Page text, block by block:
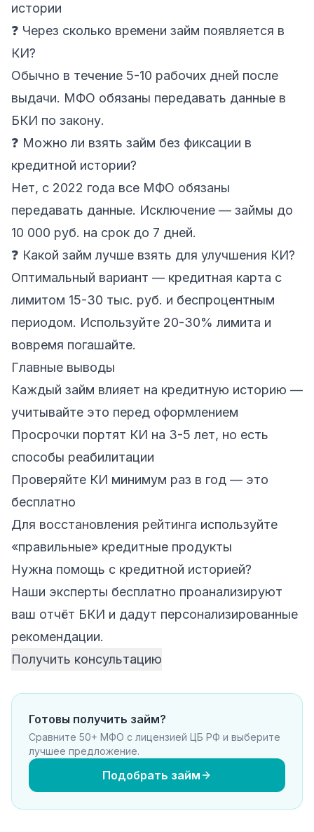
истории
❓ Через сколько времени займ появляется в
КИ?
Обычно в течение 5-10 рабочих дней после
выдачи. МФО обязаны передавать данные в
БКИ по закону.
❓ Можно ли взять займ без фиксации в
кредитной истории?
Нет, с 2022 года все МФО обязаны
передавать данные. Исключение — займы до
10 000 руб. на срок до 7 дней.
❓ Какой займ лучше взять для улучшения КИ?
Оптимальный вариант — кредитная карта с
лимитом 15-30 тыс. руб. и беспроцентным
периодом. Используйте 20-30% лимита и
вовремя погашайте.
Главные выводы
Каждый займ влияет на кредитную историю —
учитывайте это перед оформлением
Просрочки портят КИ на 3-5 лет, но есть
способы реабилитации
Проверяйте КИ минимум раз в год — это
бесплатно
Для восстановления рейтинга используйте
«правильные» кредитные продукты
Нужна помощь с кредитной историей?
Наши эксперты бесплатно проанализируют
ваш отчёт БКИ и дадут персонализированные
рекомендации.
Получить консультацию
Готовы получить займ?
Сравните 50+ МФО с лицензией ЦБ РФ и выберите
лучшее предложение.
Подобрать займ